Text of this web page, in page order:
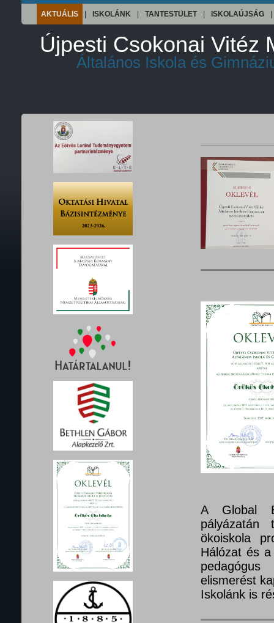
AKTUÁLIS ISKOLÁNK TANTESTÜLET ISKOLAÚJSÁG
Újpesti Csokonai Vitéz
Általános Iskola és
A Global
pályázatán
ökoiskola
Hálózat és
elismerést
Iskolánk is